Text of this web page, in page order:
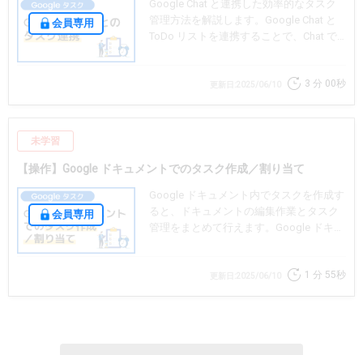
会員専用
Google Chat と連携した効率的なタスク
管理方法を解説します。Google Chat と
ToDo リストを連携することで、Chat で
3 分 00秒
会員専用
未学習
【操作】Google ドキュメントでのタスク作成／割り当て
Google ドキュメント内でタスクを作成す
ると、ドキュメントの編集作業とタスク
管理をまとめて行えます。Google ドキュ
1 分 55秒